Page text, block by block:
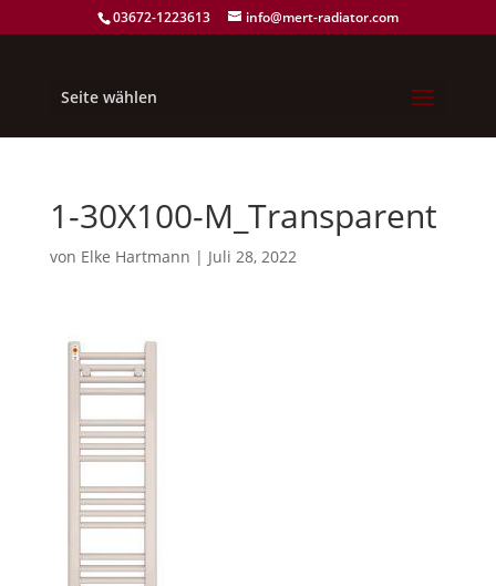
03672-1223613 info@mert-radiator.com
Seite wählen
1-30X100-M_Transparent
von Elke Hartmann | Juli 28, 2022